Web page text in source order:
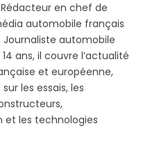
en chef de
automobile français
Journaliste automobile
ans, il couvre l’actualité
et européenne,
les essais, les
et les technologies